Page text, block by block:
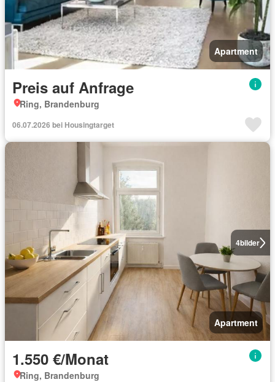
Apartment
Preis auf Anfrage
Ring, Brandenburg
06.07.2026 bei Housingtarget
4bilder
Apartment
1.550 €/Monat
Ring, Brandenburg